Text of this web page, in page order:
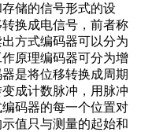
储的信号形式的设
换成电信号，前者称
方式编码器可以分为
原理编码器可分为增
是将位移转换成周期
成计数脉冲，用脉冲
码器的每一个位置对
值只与测量的起始和